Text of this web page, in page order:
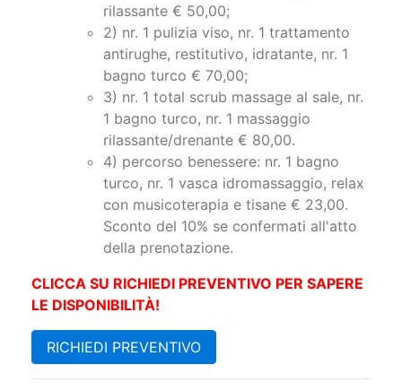
rilassante € 50,00;
2) nr. 1 pulizia viso, nr. 1 trattamento
antirughe, restitutivo, idratante, nr. 1
bagno turco € 70,00;
3) nr. 1 total scrub massage al sale, nr.
1 bagno turco, nr. 1 massaggio
rilassante/drenante € 80,00.
4) percorso benessere: nr. 1 bagno
turco, nr. 1 vasca idromassaggio, relax
con musicoterapia e tisane € 23,00.
Sconto del 10% se confermati all'atto
della prenotazione.
CLICCA SU RICHIEDI PREVENTIVO PER SAPERE
LE DISPONIBILITÀ!
RICHIEDI PREVENTIVO